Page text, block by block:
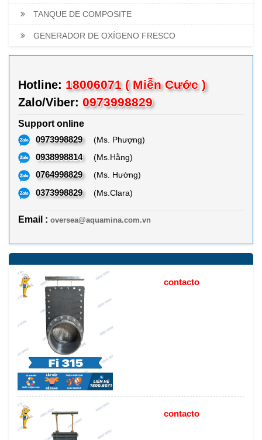
TANQUE DE COMPOSITE
GENERADOR DE OXÍGENO FRESCO
Hotline: 18006071 ( Miễn Cước )
Zalo/Viber: 0973998829
Support online
0973998829
(Ms. Phượng)
0938998814 (Ms.Hằng)
0764998829 (Ms. Hường)
0373998829 (Ms.Clara)
Email : oversea@aquamina.com.vn
contacto
contacto